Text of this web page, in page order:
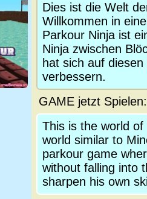
Dies ist die Welt
Willkommen in
Parkour Ninja ist
Ninja zwischen
hat sich auf
verbessern.
GAME jetzt
This is the world
world similar to
parkour game
without falling into
sharpen his own